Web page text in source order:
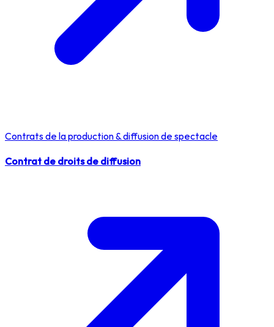
Contrats de la production & diffusion de spectacle
Contrat de droits de diffusion